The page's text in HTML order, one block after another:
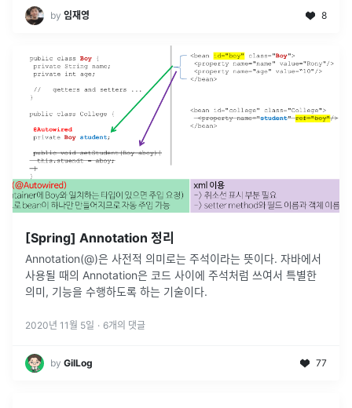
by 임재영 8
[Spring] Annotation 정리
Annotation(@)은 사전적 의미로는 주석이라는 뜻이다. 자바에서
사용될 때의 Annotation은 코드 사이에 주석처럼 쓰여서 특별한
의미, 기능을 수행하도록 하는 기술이다.
2020년 11월 5일 · 6개의 댓글
by GilLog 77